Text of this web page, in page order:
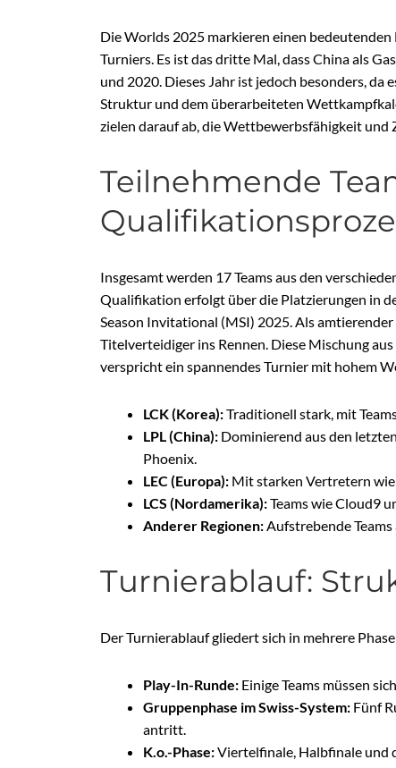
Die Worlds 2025 markieren einen
Turniers. Es ist das dritte Mal, dass China als
und 2020. Dieses Jahr ist jedoch besonders, da
Struktur und dem überarbeiteten
zielen darauf ab, die Wettbewerbsfähigkeit und
Teilnehmende
Insgesamt werden 17 Teams aus den
Qualifikation erfolgt über die Platzierungen in
Season Invitational (MSI) 2025. Als
Titelverteidiger ins Rennen. Diese Mischung
verspricht ein spannendes Turnier mit hohem
LCK (Korea):Traditionell stark, mit
LPL (China): Dominierend aus den
Phoenix.
LEC (Europa): Mit starken Vertretern
LCS (Nordamerika):Teams wie Cloud9
Anderer Regionen:Aufstrebende
Turnierablauf:
Der Turnierablauf gliedert sich in mehrere
Play-In-Runde: Einige Teams müssen
Gruppenphase im Swiss-System: Fünf
antritt.
K.o.-Phase:Viertelfinale, Halbfinale und